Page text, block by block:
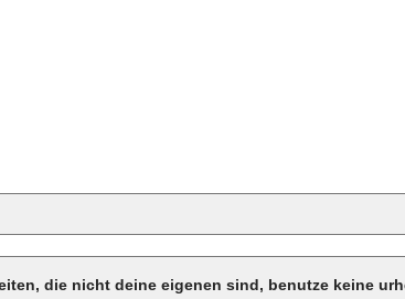
die nicht deine eigenen sind, benutze keine